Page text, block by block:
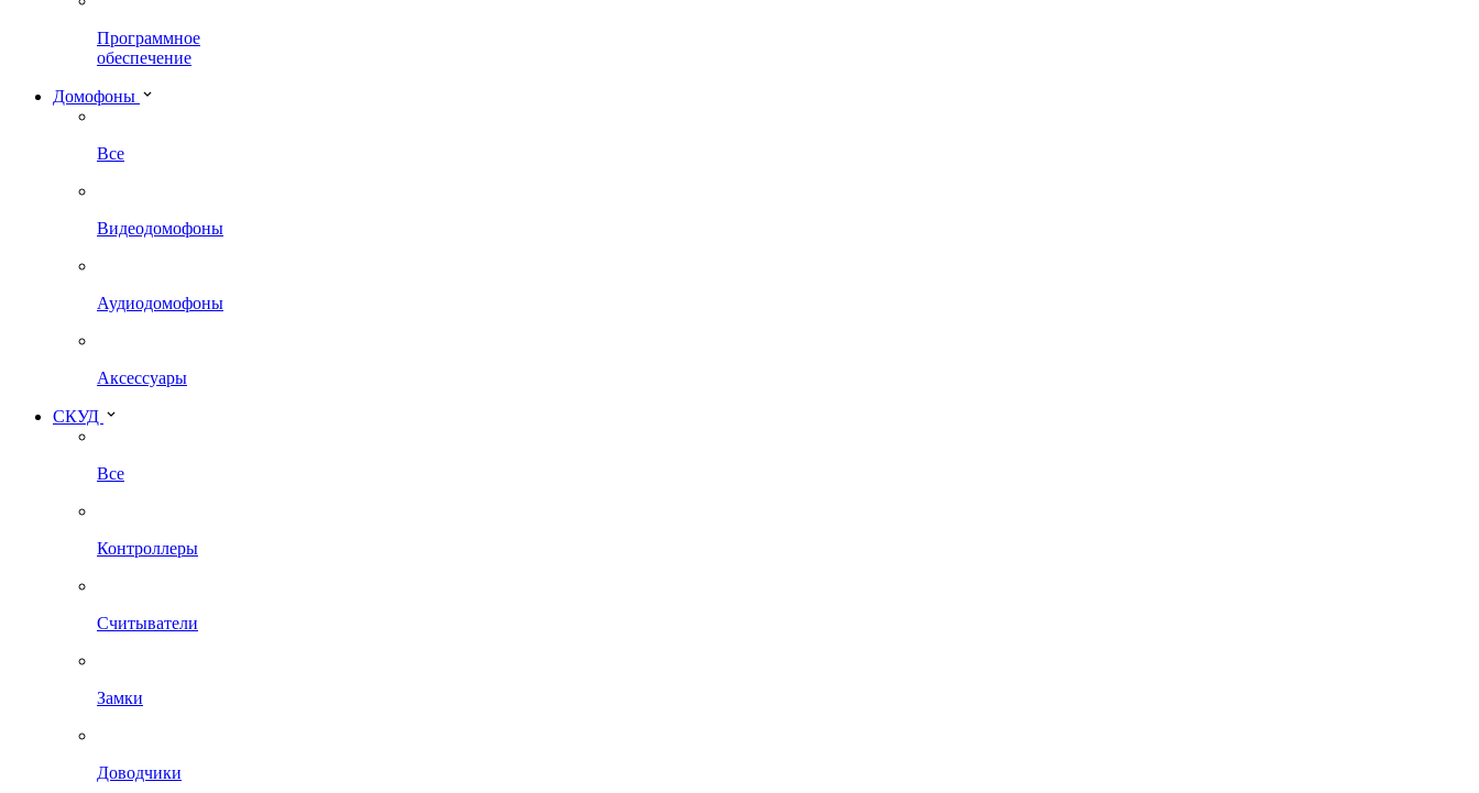
Программное
обеспечение
Домофоны
Все
Видеодомофоны
Аудиодомофоны
Аксессуары
СКУД
Все
Контроллеры
Считыватели
Замки
Доводчики